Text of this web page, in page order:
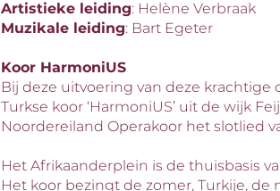
Artistieke leiding: Helѐne Verbraak
Muzikale leiding: Bart Egeter
Koor HarmoniUS
Bij deze uitvoering van deze
Turkse koor ‘HarmoniUS’ uit de wijk
Noordereiland Operakoor het slotlied
Het Afrikaanderplein is de thuisbasis
Het koor bezingt de zomer, Turkije, de